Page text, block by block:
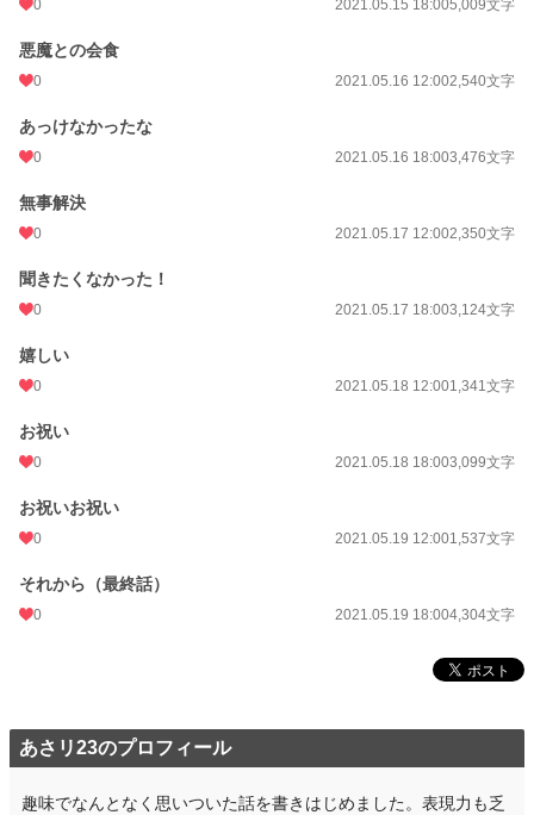
0 2021.05.15 18:005,009文字
悪魔との会食
0 2021.05.16 12:002,540文字
あっけなかったな
0 2021.05.16 18:003,476文字
無事解決
0 2021.05.17 12:002,350文字
聞きたくなかった！
0 2021.05.17 18:003,124文字
嬉しい
0 2021.05.18 12:001,341文字
お祝い
0 2021.05.18 18:003,099文字
お祝いお祝い
0 2021.05.19 12:001,537文字
それから（最終話）
0 2021.05.19 18:004,304文字
あさリ23のプロフィール
趣味でなんとなく思いついた話を書きはじめました。表現力も乏